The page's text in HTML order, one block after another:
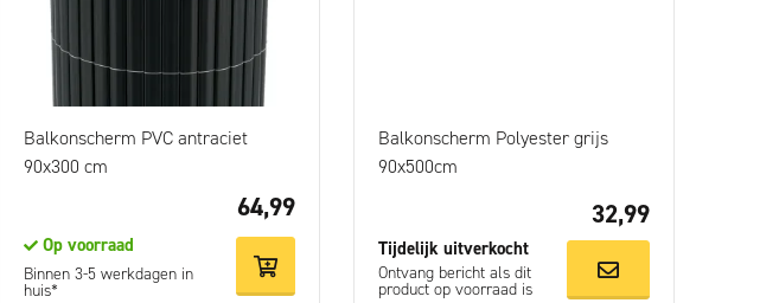
Balkonscherm PVC antraciet
90x300 cm
64,99
Op voorraad
Binnen 3-5 werkdagen in
huis*
Balkonscherm Polyester grijs
90x500cm
32,99
Tijdelijk uitverkocht
Ontvang bericht als dit
product op voorraad is